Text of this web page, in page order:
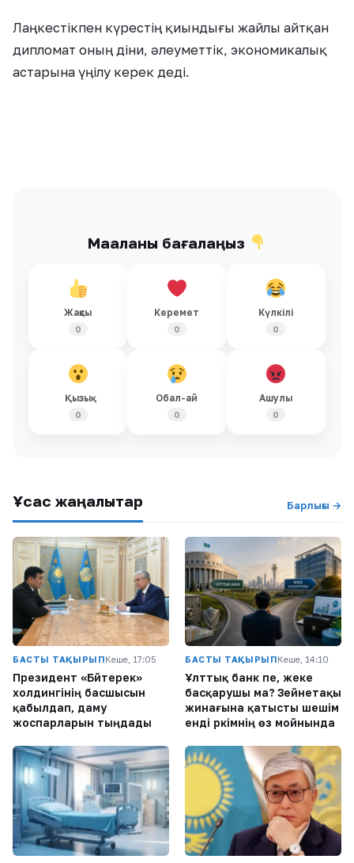
Лаңкестікпен күрестің қиындығы жайлы айтқан
дипломат оның діни, әлеуметтік, экономикалық
астарына үңілу керек деді.
Мақаланы бағалаңыз
Жақсы
0
Керемет
0
Күлкілі
0
Қызық
0
Обал-ай
0
Ашулы
0
Ұқсас жаңалықтар Барлығы →
БАСТЫ ТАҚЫРЫПКеше, 17:05
Президент «Бәйтерек»
холдингінің басшысын
қабылдап, даму
жоспарларын тыңдады
БАСТЫ ТАҚЫРЫПКеше, 14:10
Ұлттық банк пе, жеке
басқарушы ма? Зейнетақы
жинағына қатысты шешім
енді әркімнің өз мойнында